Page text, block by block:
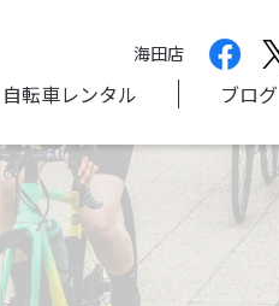
海田店
自転車レンタル ブログ